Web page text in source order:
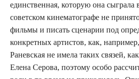
единственная, которую она
советском кинематографе не
фильмы и писать сценарии под
конкретных артистов, как,
Раневская не имела таких связей,
Елена Серова, поэтому особо